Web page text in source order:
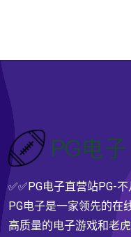
✅✅PG电子直营站PG-
PG电子是一家领先的在
高质量的电子游戏和老